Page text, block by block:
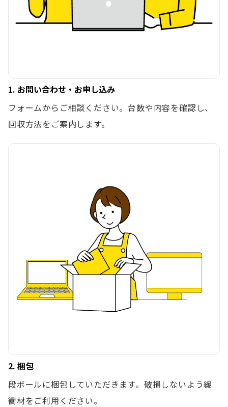
1. お問い合わせ・お申し込み
フォームからご相談ください。台数や内容を確認し、
回収方法をご案内します。
2. 梱包
段ボールに梱包していただきます。破損しないよう緩
衝材をご利用ください。